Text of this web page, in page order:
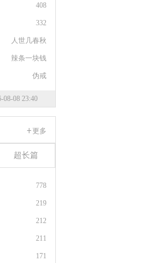
408
332
人世几春秋
辣条一块钱
伪戒
08-08 23:40
更多
超长篇
778
219
212
211
171